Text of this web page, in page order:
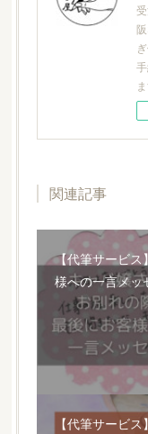
関連記事
【代筆サービス
様への一言メッ
【代筆サービス